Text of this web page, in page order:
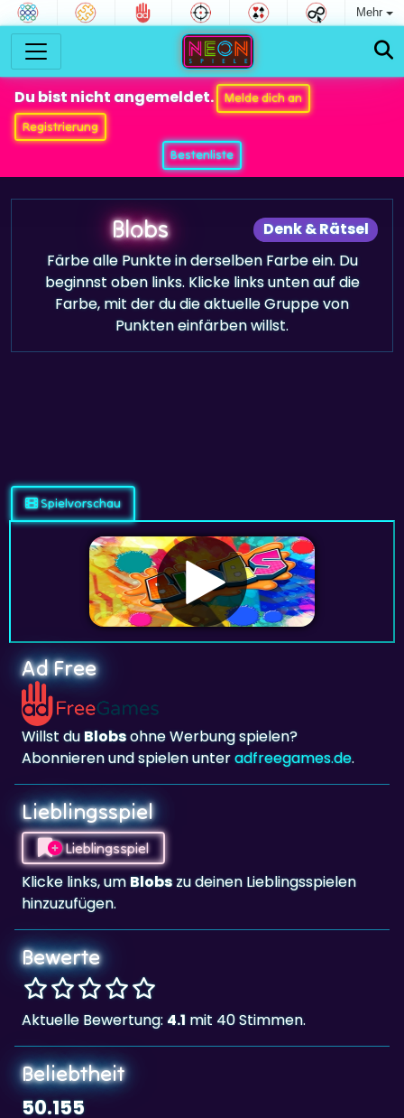
Mehr
Du bist nicht angemeldet.
Melde dich an
Registrierung
Bestenliste
Denk & Rätsel
Blobs
Färbe alle Punkte in derselben Farbe ein. Du
beginnst oben links. Klicke links unten auf die
Farbe, mit der du die aktuelle Gruppe von
Punkten einfärben willst.
Ad Free
Willst duBlobs
Abonnieren und spielen unter
Lieblingsspiel
Lieblingsspiel
Klicke links, umBlobs
hinzuzufügen.
Bewerte
Aktuelle Bewertung:
Beliebtheit
50.155
Blobswurde 50.155 Mal gespielt.